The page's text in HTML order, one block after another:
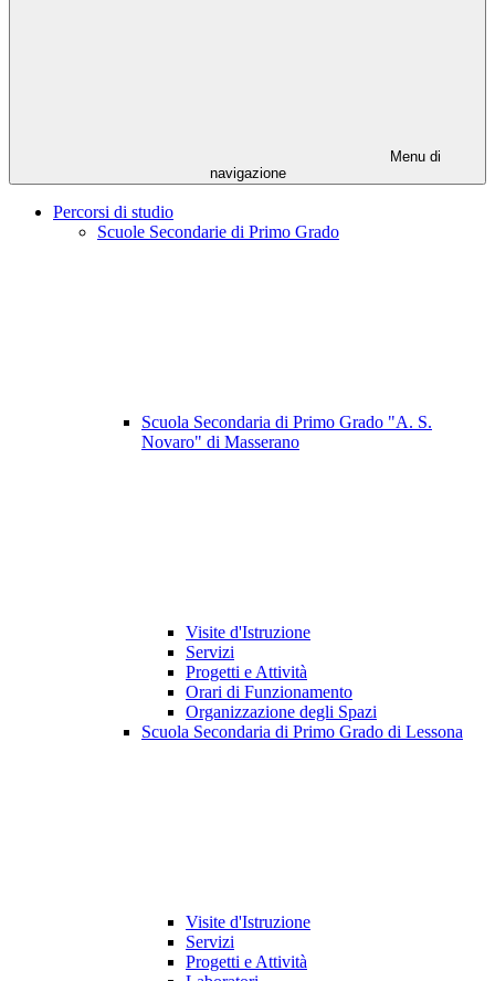
Menu di
navigazione
Percorsi di studio
Scuole Secondarie di Primo Grado
Scuola Secondaria di Primo Grado "A. S.
Novaro" di Masserano
Visite d'Istruzione
Servizi
Progetti e Attività
Orari di Funzionamento
Organizzazione degli Spazi
Scuola Secondaria di Primo Grado di Lessona
Visite d'Istruzione
Servizi
Progetti e Attività